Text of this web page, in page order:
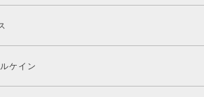
ケイン